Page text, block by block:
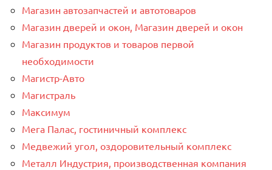
Магазин автозапчастей и автотоваров
Магазин дверей и окон, Магазин дверей и окон
Магазин продуктов и товаров первой
необходимости
Магистр-Авто
Магистраль
Максимум
Мега Палас, гостиничный комплекс
Медвежий угол, оздоровительный комплекс
Металл Индустрия, производственная компания